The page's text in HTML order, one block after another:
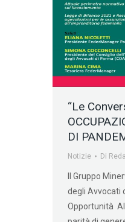
“Le
DI
Notizie Di
Il Gruppo
degli Avvocati
Opportunità